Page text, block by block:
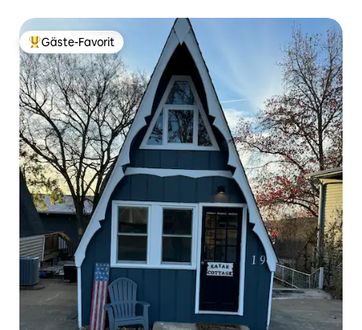
Beliebter Gäste-Favorit.
Gäste-Favorit